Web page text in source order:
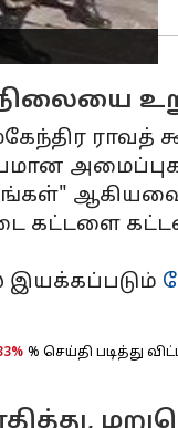
கட்டளை
இயக்கப்படும்
% செய்தி படித்து